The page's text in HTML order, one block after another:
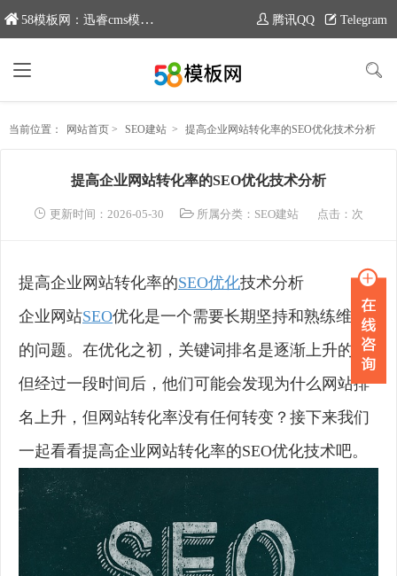
58模板网：迅睿cms模板专业分享平台，新域名：www.moban58.com 腾讯QQ Telegram
当前位置： 网站首页 > SEO建站 > 提高企业网站转化率的SEO优化技术分析
提高企业网站转化率的SEO优化技术分析
更新时间：2026-05-30 所属分类： SEO建站 点击： 次
提高企业网站转化率的SEO优化技术分析
企业网站SEO优化是一个需要长期坚持和熟练维护
的问题。在优化之初，关键词排名是逐渐上升的，
但经过一段时间后，他们可能会发现为什么网站排
名上升，但网站转化率没有任何转变？接下来我们
一起看看提高企业网站转化率的SEO优化技术吧。